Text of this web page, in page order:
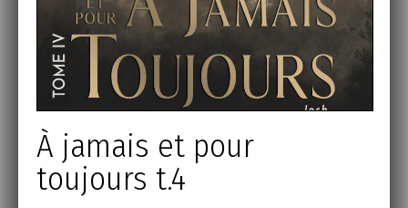
À jamais et pour
toujours t.4